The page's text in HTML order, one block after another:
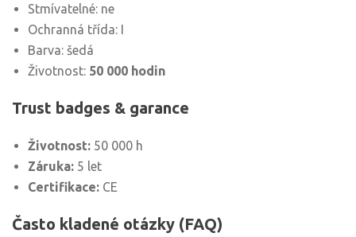
Stmívatelné: ne
Ochranná třída: I
Barva: šedá
Životnost: 50 000 hodin
Trust badges & garance
Životnost: 50 000 h
Záruka: 5 let
Certifikace: CE
Často kladené otázky (FAQ)